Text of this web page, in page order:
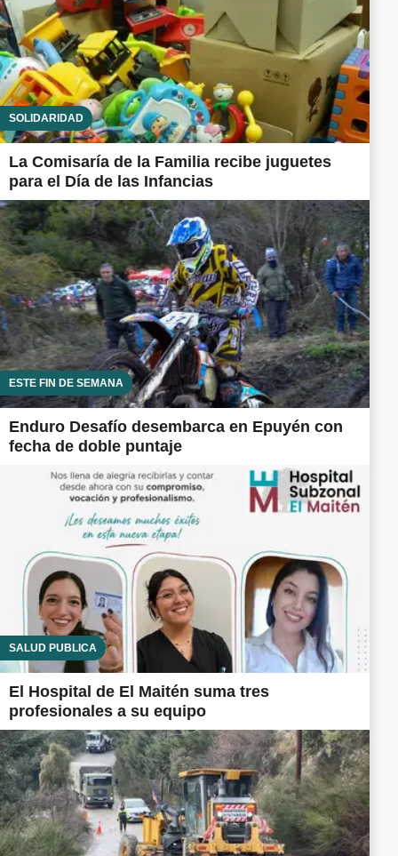
SOLIDARIDAD
La Comisaría de la Familia recibe juguetes
para el Día de las Infancias
ESTE FIN DE SEMANA
Enduro Desafío desembarca en Epuyén con
fecha de doble puntaje
SALUD PÚBLICA
El Hospital de El Maitén suma tres
profesionales a su equipo